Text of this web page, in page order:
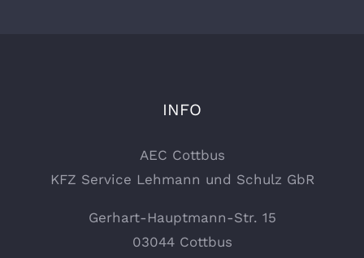
INFO
AEC Cottbus
KFZ Service Lehmann und Schulz GbR
Gerhart-Hauptmann-Str. 15
03044 Cottbus